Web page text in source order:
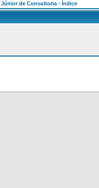
Júnior de Consultoria - Índice